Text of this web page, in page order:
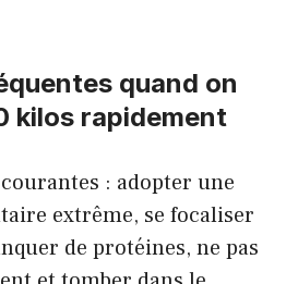
quand on
kilos rapidement
: adopter une
extrême, se focaliser
de protéines, ne pas